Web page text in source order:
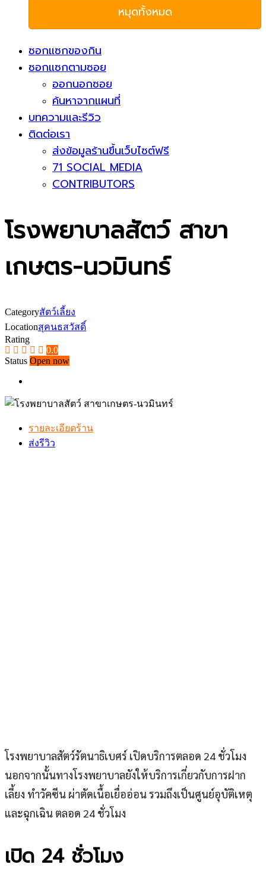
หมุดทั้งหมด
ซอกแซกของกิน
ซอกแซกตามซอย
ออกนอกซอย
ค้นหาจากแผนที่
บทความและรีวิว
ติดต่อเรา
ส่งข้อมูลร้านขึ้นเว็บไซต์ฟรี
71 SOCIAL MEDIA
CONTRIBUTORS
โรงพยาบาลสัตว์ สาขา
เกษตร-นวมินทร์
Categoryสัตว์เลี้ยง
Locationสุคนธสวัสดิ์
Rating
0.0
Status Open now
รายละเอียดร้าน
ส่งรีวิว
โรงพยาบาลสัตว์รัตนาธิเบศร์ เปิดบริการตลอด 24 ชั่วโมง
นอกจากนั้นทางโรงพยาบาลยังให้บริการเกี่ยวกับการฝาก
เลี้ยง ทำวัคซีน ผ่าตัดเนื้อเยื่ออ่อน รวมถึงเป็นศูนย์อุบัติเหตุ
และฉุกเฉิน ตลอด 24 ชั่วโมง
เปิด 24 ชั่วโมง